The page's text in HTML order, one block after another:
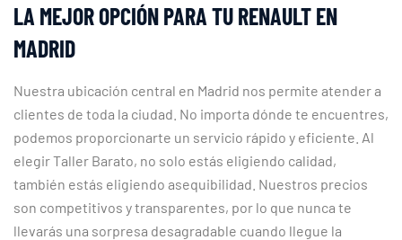
LA MEJOR OPCIÓN PARA TU RENAULT EN
MADRID
Nuestra ubicación central en Madrid nos permite atender a
clientes de toda la ciudad. No importa dónde te encuentres,
podemos proporcionarte un servicio rápido y eficiente. Al
elegir Taller Barato, no solo estás eligiendo calidad,
también estás eligiendo asequibilidad. Nuestros precios
son competitivos y transparentes, por lo que nunca te
llevarás una sorpresa desagradable cuando llegue la